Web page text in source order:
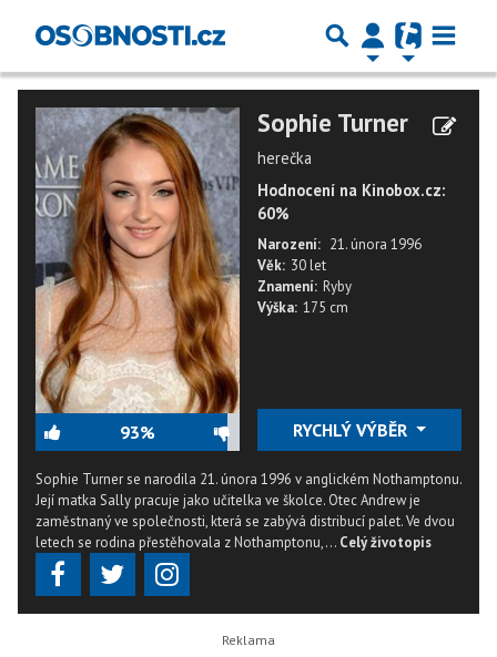
93%
Sophie Turner
herečka
Hodnocení na Kinobox.cz:
60%
Narození: 21. února 1996
Věk: 30 let
Znamení: Ryby
Výška: 175 cm
RYCHLÝ VÝBĚR
Sophie Turner se narodila 21. února 1996 v anglickém Nothamptonu.
Její matka Sally pracuje jako učitelka ve školce. Otec Andrew je
zaměstnaný ve společnosti, která se zabývá distribucí palet. Ve dvou
letech se rodina přestěhovala z Nothamptonu,... Celý životopis